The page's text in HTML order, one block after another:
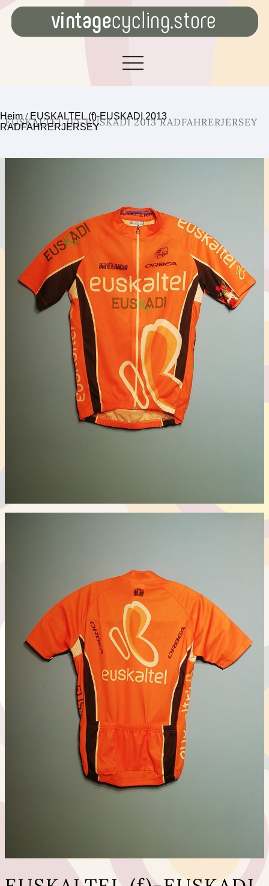
EUSKALTEL (F)-EUSKADI 2013 RADFAHRERJERSEY
Heim/EUSKALTEL (f)-EUSKADI 2013
RADFAHRERJERSEY